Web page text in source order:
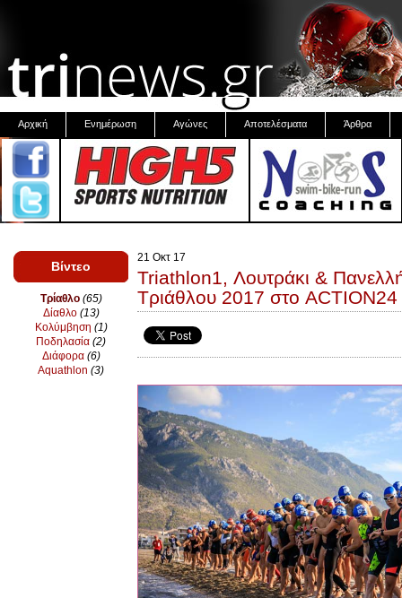
Αρχική Ενημέρωση Αγώνες Αποτελέσματα Άρθρα
Βίντεο
Τρίαθλο (65)
Δίαθλο (13)
Κολύμβηση (1)
Ποδηλασία (2)
Διάφορα (6)
Aquathlon (3)
21 Οκτ 17
Triathlon1, Λουτράκι &
Τριάθλου 2017 στο ACTION24